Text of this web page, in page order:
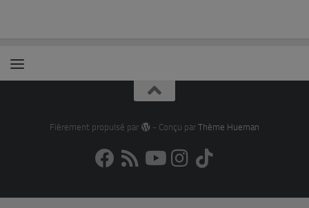
Fièrement propulsé par - Conçu par Thème Hueman